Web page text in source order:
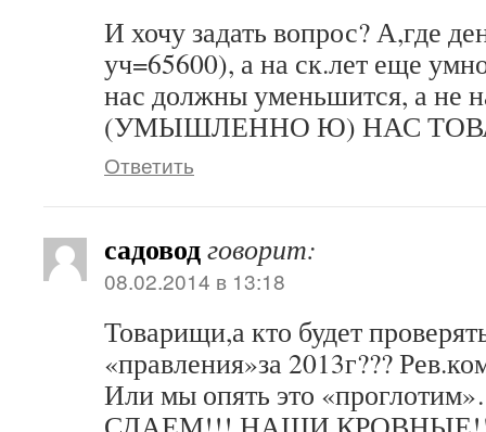
И хочу задать вопрос? А,где
уч=65600), а на ск.лет еще
нас должны уменьшится, а
(УМЫШЛЕННО Ю) НАС
Ответить
садоводговорит:
08.02.2014 в 13:18
Товарищи,а кто будет
«правления»за 2013г???
Или мы опять это